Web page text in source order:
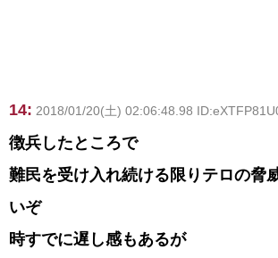
14: 2018/01/20(土) 02:06:48.98
徴兵したところで
難民を受け入れ続ける限りテロの脅
いぞ
時すでに遅し感もあるが